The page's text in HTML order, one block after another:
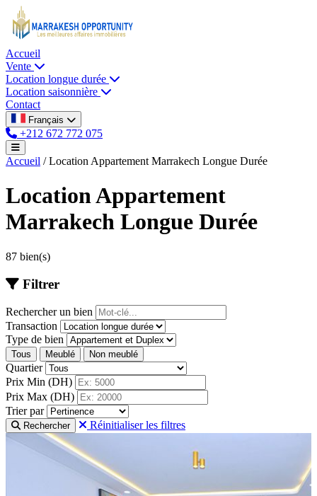
Accueil
Vente
Location longue durée
Location saisonnière
Contact
Français
+212 672 772 075
Accueil / Location Appartement Marrakech Longue Durée
Location Appartement
Marrakech Longue Durée
87 bien(s)
Filtrer
Rechercher un bien
Transaction
Type de bien
Tous Meublé Non meublé
Quartier
Prix Min (DH)
Prix Max (DH)
Trier par
Rechercher Réinitialiser les filtres